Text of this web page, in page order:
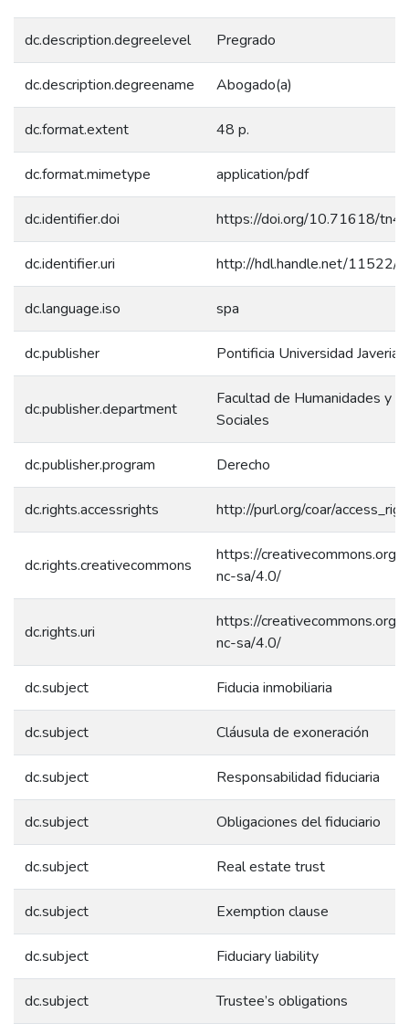
dc.description.degreelevel Pregrado
dc.description.degreename Abogado(a)
dc.format.extent 48 p.
dc.format.mimetype application/pdf
dc.identifier.doi https://doi.org/10.71618/
dc.identifier.uri http://hdl.handle.net/11522/
dc.language.iso spa
dc.publisher Pontificia Universidad
dc.publisher.department
Facultad de Humanidades y
Sociales
dc.publisher.program Derecho
dc.rights.accessrights http://purl.org/coar/
dc.rights.creativecommons
https://creativecommons.org/
nc-sa/4.0/
dc.rights.uri
https://creativecommons.org/
nc-sa/4.0/
dc.subject Fiducia inmobiliaria
dc.subject Cláusula de exoneración
dc.subject Responsabilidad fiduciaria
dc.subject Obligaciones del fiduciario
dc.subject Real estate trust
dc.subject Exemption clause
dc.subject Fiduciary liability
dc.subject Trustee’s obligations